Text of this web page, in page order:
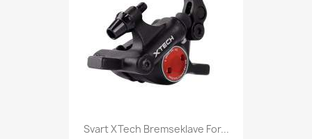
Svart XTech Bremseklave For...